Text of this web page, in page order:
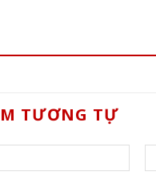
TƯƠNG TỰ